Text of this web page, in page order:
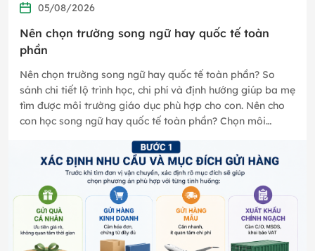
05/08/2026
Nên chọn trường song ngữ hay quốc tế toàn
phần
Nên chọn trường song ngữ hay quốc tế toàn phần? So
sánh chi tiết lộ trình học, chi phí và định hướng giúp ba mẹ
tìm được môi trường giáo dục phù hợp cho con. Nên cho
con học song ngữ hay quốc tế toàn phần? Chọn môi